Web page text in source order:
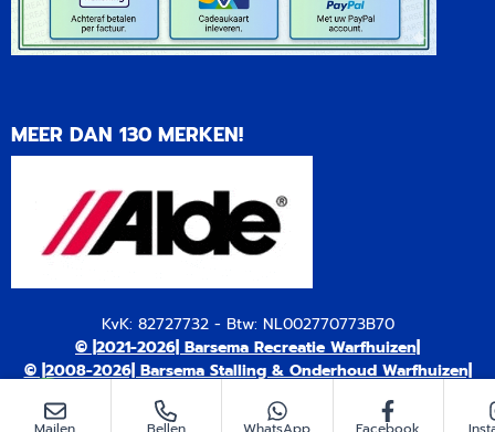
MEER DAN 130 MERKEN!
KvK: 82727732 - Btw: NL002770773B70
© |2021-2026| Barsema Recreatie Warfhuizen|
© |2008-2026| Barsema Stalling & Onderhoud Warfhuizen|